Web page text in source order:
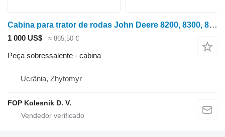
Cabina para trator de rodas John Deere 8200, 8300, 8400
1 000 US$ ≈ 865,50 €
Peça sobressalente - cabina
Ucrânia, Zhytomyr
FOP Kolesnik D. V.